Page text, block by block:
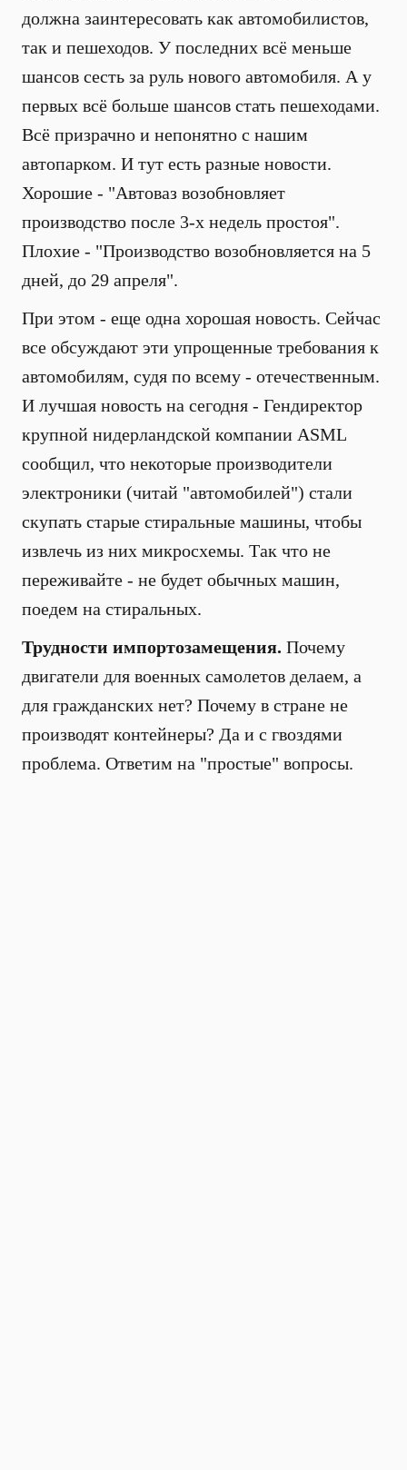
должна заинтересовать как автомобилистов,
так и пешеходов. У последних всё меньше
шансов сесть за руль нового автомобиля. А у
первых всё больше шансов стать пешеходами.
Всё призрачно и непонятно с нашим
автопарком. И тут есть разные новости.
Хорошие - "Автоваз возобновляет
производство после 3-х недель простоя".
Плохие - "Производство возобновляется на 5
дней, до 29 апреля".
При этом - еще одна хорошая новость. Сейчас
все обсуждают эти упрощенные требования к
автомобилям, судя по всему - отечественным.
И лучшая новость на сегодня - Гендиректор
крупной нидерландской компании ASML
сообщил, что некоторые производители
электроники (читай "автомобилей") стали
скупать старые стиральные машины, чтобы
извлечь из них микросхемы. Так что не
переживайте - не будет обычных машин,
поедем на стиральных.
Трудности импортозамещения. Почему
двигатели для военных самолетов делаем, а
для гражданских нет? Почему в стране не
производят контейнеры? Да и с гвоздями
проблема. Ответим на "простые" вопросы.